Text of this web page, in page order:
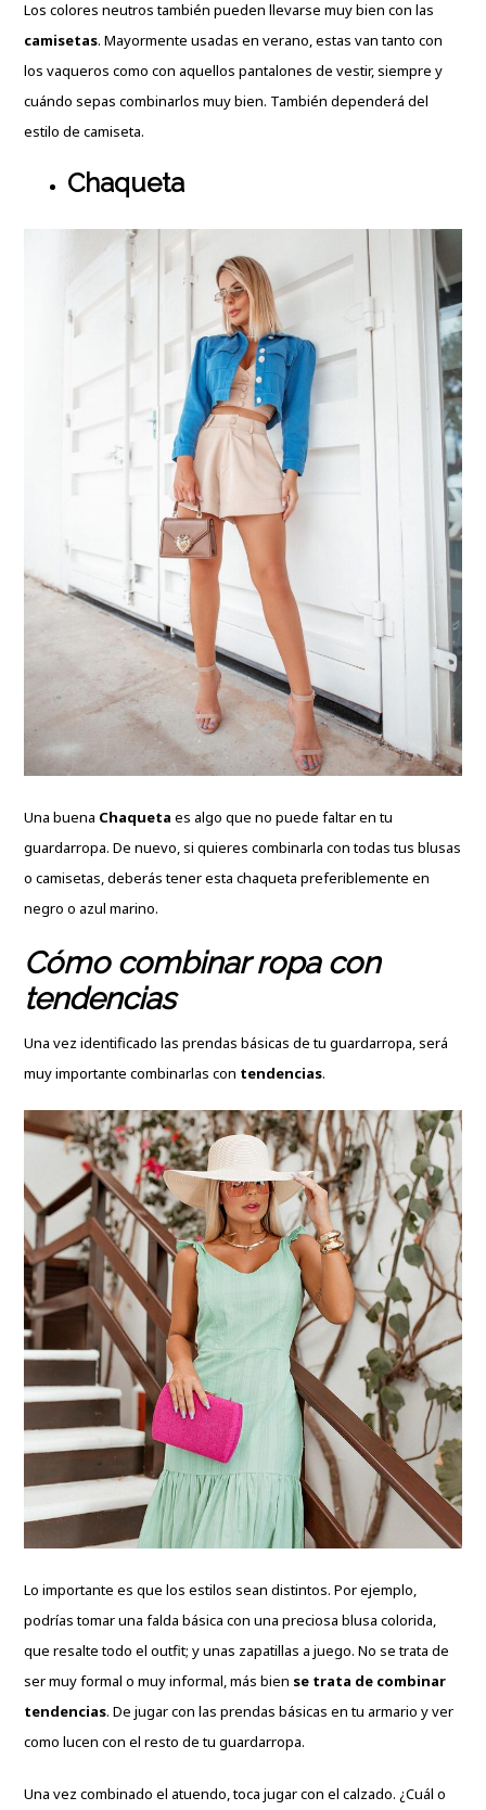
Los colores neutros también pueden llevarse muy bien con las
camisetas. Mayormente usadas en verano, estas van tanto con
los vaqueros como con aquellos pantalones de vestir, siempre y
cuándo sepas combinarlos muy bien. También dependerá del
estilo de camiseta.
Chaqueta
Una buena Chaqueta es algo que no puede faltar en tu
guardarropa. De nuevo, si quieres combinarla con todas tus blusas
o camisetas, deberás tener esta chaqueta preferiblemente en
negro o azul marino.
Cómo combinar ropa con
tendencias
Una vez identificado las prendas básicas de tu guardarropa, será
muy importante combinarlas con tendencias.
Lo importante es que los estilos sean distintos. Por ejemplo,
podrías tomar una falda básica con una preciosa blusa colorida,
que resalte todo el outfit; y unas zapatillas a juego. No se trata de
ser muy formal o muy informal, más bien se trata de combinar
tendencias. De jugar con las prendas básicas en tu armario y ver
como lucen con el resto de tu guardarropa.
Una vez combinado el atuendo, toca jugar con el calzado. ¿Cuál o